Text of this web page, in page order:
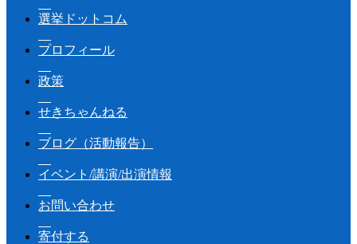
選挙ドットコム
プロフィール
政策
せきちゃんねる
ブログ（活動報告）
イベント/講演/出演情報
お問い合わせ
寄付する